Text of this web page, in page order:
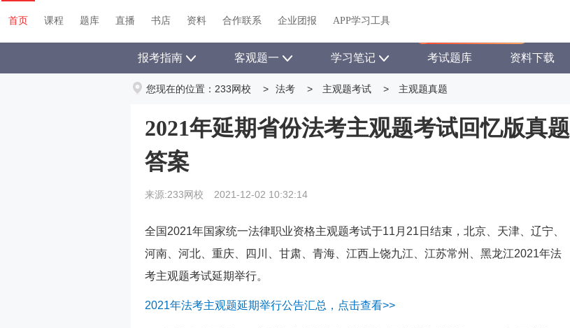
首页 课程 题库 直播 书店 资料 关于我们 帮助中心
首页 课程 题库 直播 书店 资料 合作联系 企业团报 APP学习工具
报考指南 客观题一 学习笔记 考试题库 资料下载
您现在的位置： 233网校 > 法考 > 主观题考试 > 主观题真题
2021年延期省份法考主观题考试回忆版真题
答案
来源:233网校 2021-12-02 10:32:14
全国2021年国家统一法律职业资格主观题考试于11月21日结束，北京、天津、辽宁、
河南、河北、重庆、四川、甘肃、青海、江西上饶九江、江苏常州、黑龙江2021年法
考主观题考试延期举行。
2021年法考主观题延期举行公告汇总，点击查看>>